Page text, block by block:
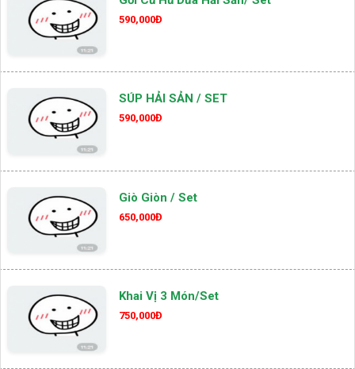
590,000Đ
SÚP HẢI SẢN / SET
590,000Đ
Giò Giòn / Set
650,000Đ
Khai Vị 3 Món/set
750,000Đ